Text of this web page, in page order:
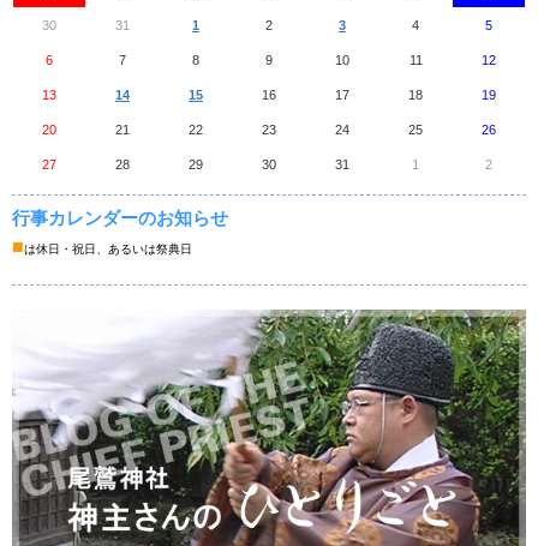
30 31 1 2 3 4 5
6 7 8 9 10 11 12
13 14 15 16 17 18 19
20 21 22 23 24 25 26
27 28 29 30 31 1 2
行事カレンダーのお知らせ
■は休日・祝日、あるいは祭典日